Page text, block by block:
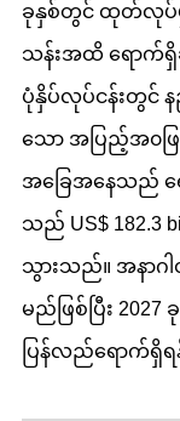
ခုနှစ်တွင် ထုတ်လုပ်
သန်းအထိ ရောက်ရှိ
ပုံနှိပ်လုပ်ငန်းတွင်
သော အပြည့်အ၀ဖ
အခြေအနေသည် ရေ
သည် US$ 182.3
သွားသည်။ အနာဂ
မည်ဖြစ်ပြီး
ပြန်လည်ရောက်ရှိ